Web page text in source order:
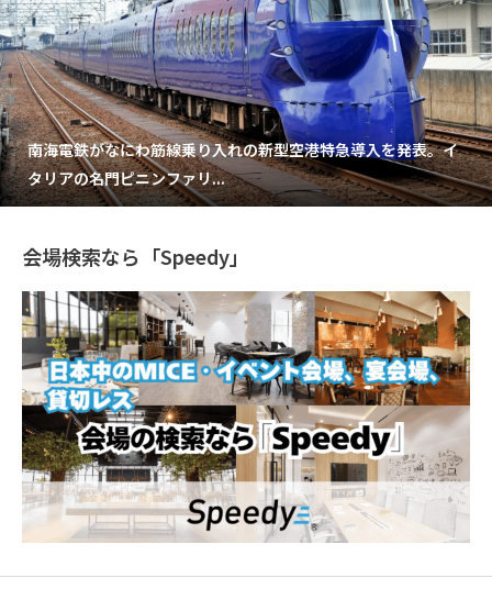
南海電鉄がなにわ筋線乗り入れの新型空港特急導入を発表。イ
タリアの名門ピニンファリ...
会場検索なら「Speedy」